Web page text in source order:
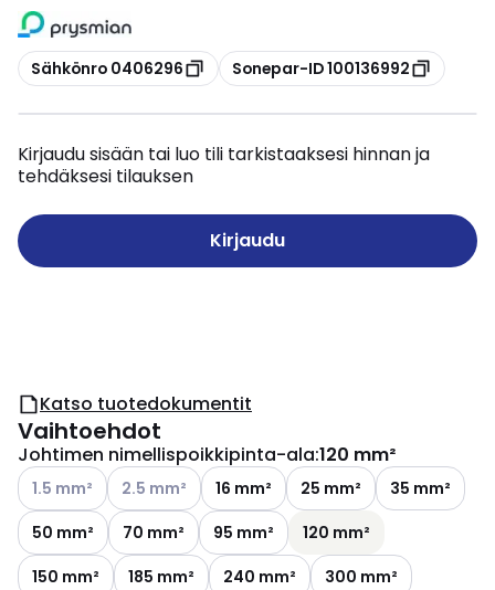
Kopioi
Sähkönro 0406296 Kopioi
Sonepar-ID 100136992
Kirjaudu sisään tai luo tili tarkistaaksesi hinnan ja
tehdäksesi tilauksen
Kirjaudu
Katso tuotedokumentit
Vaihtoehdot
Johtimen nimellispoikkipinta-ala:120 mm²
Katso käytettävissä olevat vaihtoehdot
1.5 mm² Katso käytettävissä olevat vaihtoehdot
2.5 mm² 16 mm² 25 mm²
35 mm²
50 mm²
70 mm² 95 mm²
120 mm²
150 mm²
185 mm² 240 mm² 300 mm²